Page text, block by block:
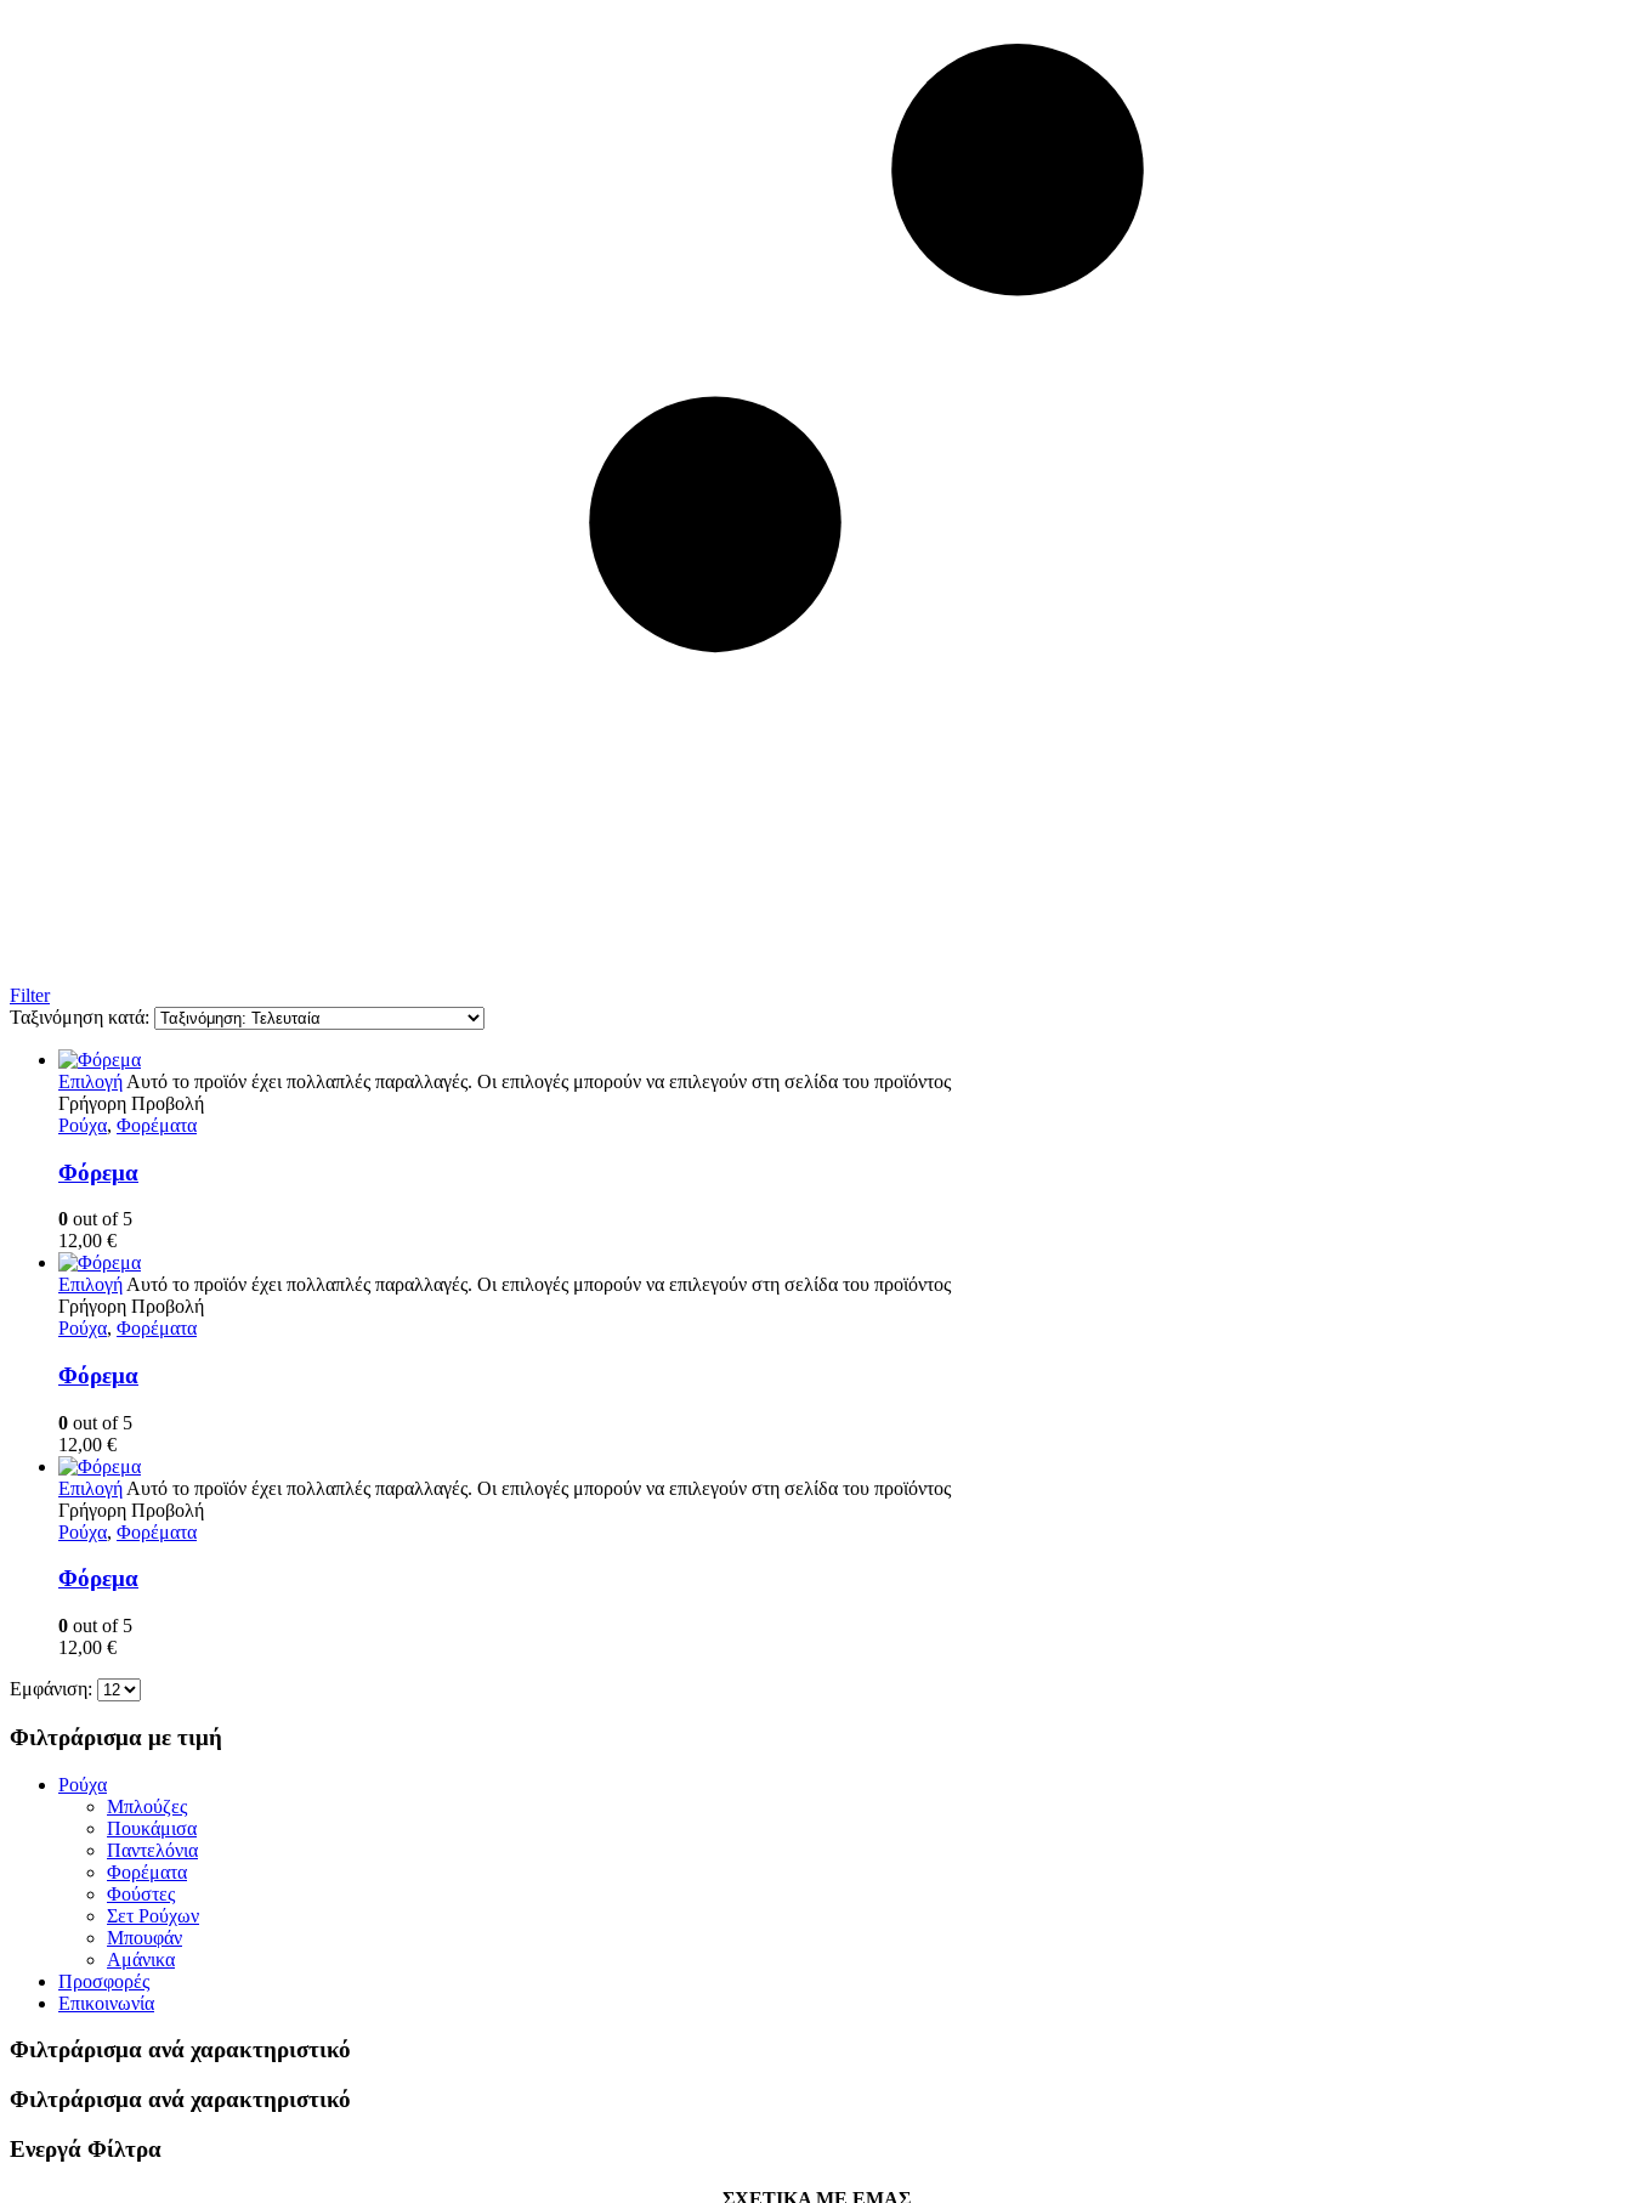
Filter
Ταξινόμηση κατά:
Επιλογή Αυτό το προϊόν έχει πολλαπλές παραλλαγές. Οι επιλογές μπορούν να επιλεγούν στη σελίδα του προϊόντος
Γρήγορη Προβολή
Ρούχα, Φορέματα
Φόρεμα
0 out of 5
12,00 €
Επιλογή Αυτό το προϊόν έχει πολλαπλές παραλλαγές. Οι επιλογές μπορούν να επιλεγούν στη σελίδα του προϊόντος
Γρήγορη Προβολή
Ρούχα, Φορέματα
Φόρεμα
0 out of 5
12,00 €
Επιλογή Αυτό το προϊόν έχει πολλαπλές παραλλαγές. Οι επιλογές μπορούν να επιλεγούν στη σελίδα του προϊόντος
Γρήγορη Προβολή
Ρούχα, Φορέματα
Φόρεμα
0 out of 5
12,00 €
Εμφάνιση:
Φιλτράρισμα με τιμή
Ρούχα
Μπλούζες
Πουκάμισα
Παντελόνια
Φορέματα
Φούστες
Σετ Ρούχων
Μπουφάν
Αμάνικα
Προσφορές
Επικοινωνία
Φιλτράρισμα ανά χαρακτηριστικό
Φιλτράρισμα ανά χαρακτηριστικό
Ενεργά Φίλτρα
ΣΧΕΤΙΚΑ ΜΕ ΕΜΑΣ